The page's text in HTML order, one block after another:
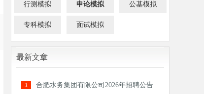
行测模拟 申论模拟 公基模拟
专科模拟 面试模拟
最新文章
1 合肥水务集团有限公司2026年招聘公告